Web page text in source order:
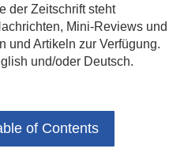
der Zeitschrift steht
Mini-Reviews und
und Artikeln zur Verfügung.
und/oder Deutsch.
of Contents